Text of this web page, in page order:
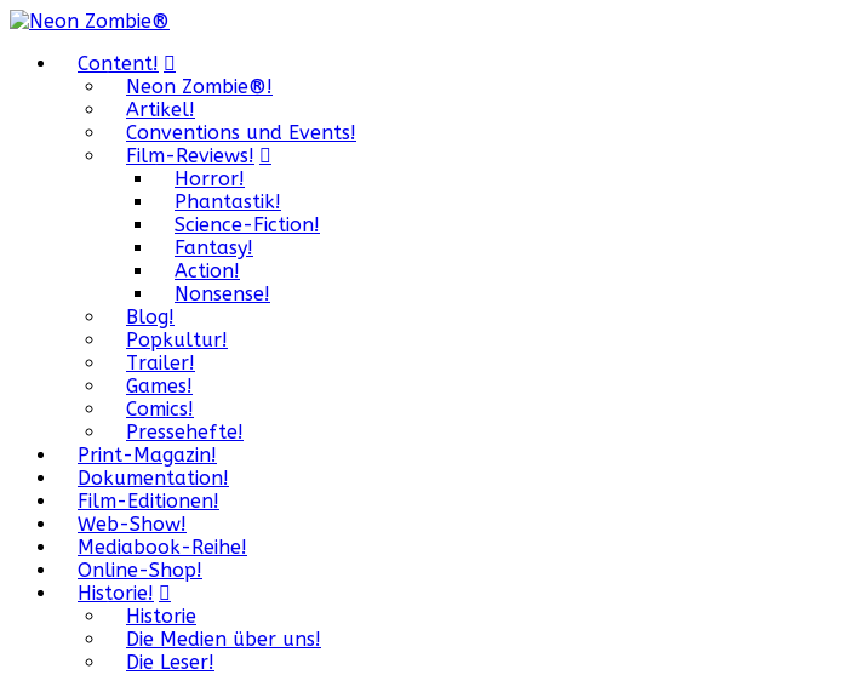
Content!
Neon Zombie®!
Artikel!
Conventions und Events!
Film-Reviews!
Horror!
Phantastik!
Science-Fiction!
Fantasy!
Action!
Nonsense!
Blog!
Popkultur!
Trailer!
Games!
Comics!
Pressehefte!
Print-Magazin!
Dokumentation!
Film-Editionen!
Web-Show!
Mediabook-Reihe!
Online-Shop!
Historie!
Historie
Die Medien über uns!
Die Leser!